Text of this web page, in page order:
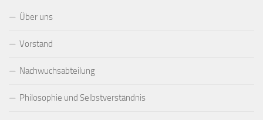
Über uns
Vorstand
Nachwuchsabteilung
Philosophie und Selbstverständnis